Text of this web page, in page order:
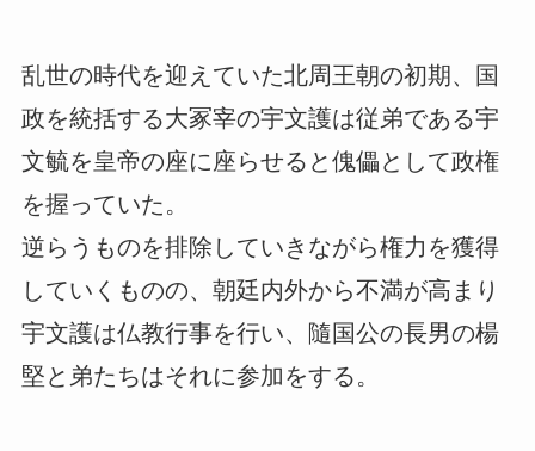
乱世の時代を迎えていた北周王朝の初期、国
政を統括する大冢宰の宇文護は従弟である宇
文毓を皇帝の座に座らせると傀儡として政権
を握っていた。
逆らうものを排除していきながら権力を獲得
していくものの、朝廷内外から不満が高まり
宇文護は仏教行事を行い、隨国公の長男の楊
堅と弟たちはそれに参加をする。